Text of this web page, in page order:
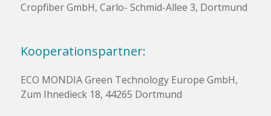
Cropfiber GmbH, Carlo- Schmid-Allee 3, Dortmund
Kooperationspartner:
ECO MONDIA Green Technology Europe GmbH,
Zum Ihnedieck 18, 44265 Dortmund